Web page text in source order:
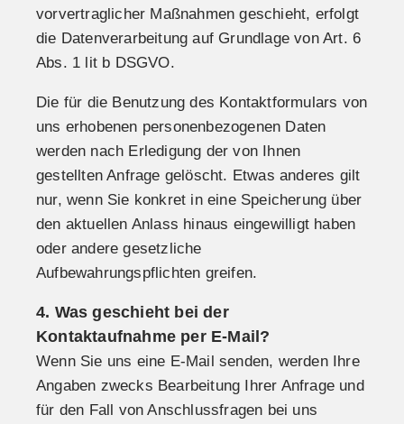
vorvertraglicher Maßnahmen geschieht, erfolgt
die Datenverarbeitung auf Grundlage von Art. 6
Abs. 1 lit b DSGVO.
Die für die Benutzung des Kontaktformulars von
uns erhobenen personenbezogenen Daten
werden nach Erledigung der von Ihnen
gestellten Anfrage gelöscht. Etwas anderes gilt
nur, wenn Sie konkret in eine Speicherung über
den aktuellen Anlass hinaus eingewilligt haben
oder andere gesetzliche
Aufbewahrungspflichten greifen.
4. Was geschieht bei der
Kontaktaufnahme per E-Mail?
Wenn Sie uns eine E-Mail senden, werden Ihre
Angaben zwecks Bearbeitung Ihrer Anfrage und
für den Fall von Anschlussfragen bei uns